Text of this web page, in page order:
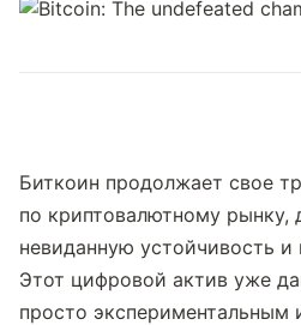
Биткоин продолжает свое
по криптовалютному рынку,
невиданную устойчивость и
Этот цифровой актив уже
просто